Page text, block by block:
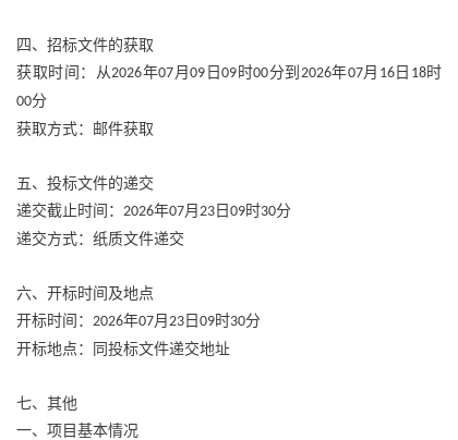
四、招标文件的获取
获取时间：从2026年07月 09 日 09 时00分到 2026年07月 16日 18时
00分
获取方式：邮件获取
五、投标文件的递交
递交截止时间： 2026年07月 23 日 09时30分
递交方式：纸质文件递交
六、开标时间及地点
开标时间： 2026年07月 23 日 09时30分
开标地点：同投标文件递交地址
七、其他
一、项目基本情况